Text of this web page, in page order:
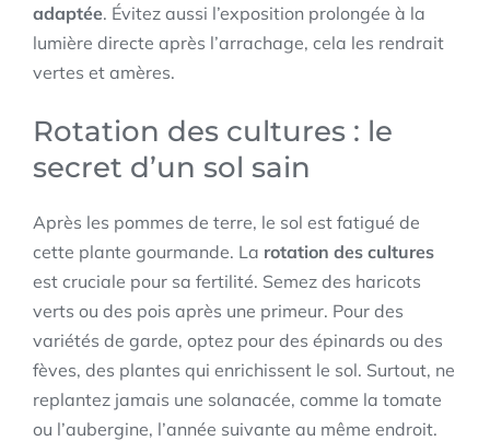
adaptée. Évitez aussi l’exposition prolongée à la
lumière directe après l’arrachage, cela les rendrait
vertes et amères.
Rotation des cultures : le
secret d’un sol sain
Après les pommes de terre, le sol est fatigué de
cette plante gourmande. La rotation des cultures
est cruciale pour sa fertilité. Semez des haricots
verts ou des pois après une primeur. Pour des
variétés de garde, optez pour des épinards ou des
fèves, des plantes qui enrichissent le sol. Surtout, ne
replantez jamais une solanacée, comme la tomate
ou l’aubergine, l’année suivante au même endroit.